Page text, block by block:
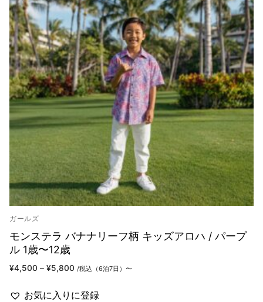
ガールズ
モンステラ バナナリーフ柄 キッズアロハ / パープ
ル 1歳〜12歳
¥4,500 – ¥5,800 価
格
¥4,500
–
/税込（6泊7日）〜
お気に入りに登録